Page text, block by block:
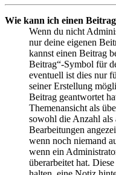
Wie kann ich einen
Wenn du nicht
nur deine eigenen
kannst einen Beitrag
Beitrag“-Symbol für
eventuell ist dies nur
seiner Erstellung
Beitrag geantwortet
Themenansicht als
sowohl die Anzahl als
Bearbeitungen
wenn noch niemand
wenn ein
überarbeitet hat.